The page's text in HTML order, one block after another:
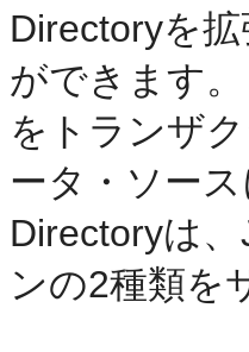
Directoryを
ができます
をトランザ
ータ・ソー
Directoryは
ンの2種類を